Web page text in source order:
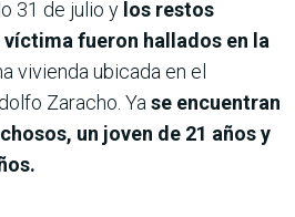
31 de julio y los restos
fueron hallados en la
vivienda ubicada en el
Zaracho. Ya se encuentran
un joven de 21 años y